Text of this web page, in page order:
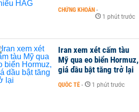
CHỨNG KHOÁN -
1 phút trước
Iran xem xét cấm tàu
Mỹ qua eo biển Hormuz,
giá dầu bật tăng trở lại
QUỐC TẾ - 1 phút trước